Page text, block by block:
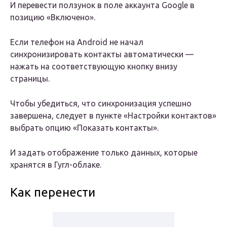
И перевести ползунок в поле аккаунта Google в
позицию «Включено».
Если телефон на Android не начал
синхронизировать контакты автоматически —
нажать на соответствующую кнопку внизу
страницы.
Чтобы убедиться, что синхронизация успешно
завершена, следует в пункте «Настройки контактов»
выбрать опцию «Показать контакты».
И задать отображение только данных, которые
хранятся в Гугл-облаке.
Как перенести